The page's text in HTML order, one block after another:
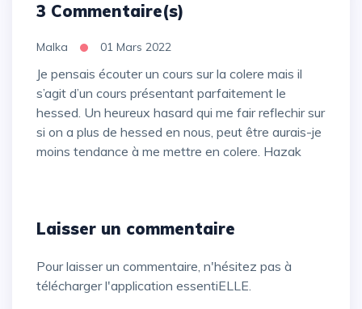
3 Commentaire(s)
Malka 01 Mars 2022
Je pensais écouter un cours sur la colere mais il
s’agit d’un cours présentant parfaitement le
hessed. Un heureux hasard qui me fair reflechir sur
si on a plus de hessed en nous, peut être aurais-je
moins tendance à me mettre en colere. Hazak
Laisser un commentaire
Pour laisser un commentaire, n'hésitez pas à
télécharger l'application essentiELLE.